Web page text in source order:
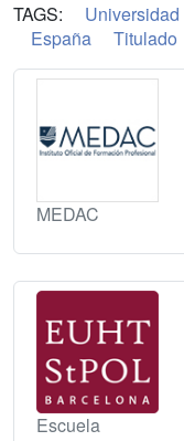
TAGS: Universidad
España
Titulado
MEDAC
Escuela